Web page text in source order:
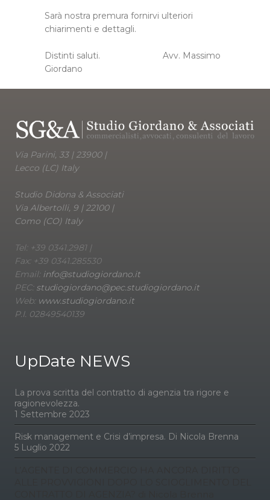
Sarà nostra premura fornirvi ulteriori
chiarimenti e dettagli.
Distinti saluti. Avv. Massimo
Giordano
Via Parini, 33 | 23900 |
Lecco (LC) Italy
Studio Didona & Associati
Via Albertolli, 9 | 22100 |
Como (CO) Italy
Tel: +39 0341.2981 |
Fax: +39 0341.285530
Email: info@studiogiordano.it
PEC: studiogiordano@pec.studiogiordano.it
Web: www.studiogiordano.it
P.I. 02849540139
UpDate NEWS
La prova scritta del contratto di agenzia tra rigore e
ragionevolezza.
1 Settembre 2023
Risk management e Crisi d’impresa. Di Nicola Brenna
5 Luglio 2022